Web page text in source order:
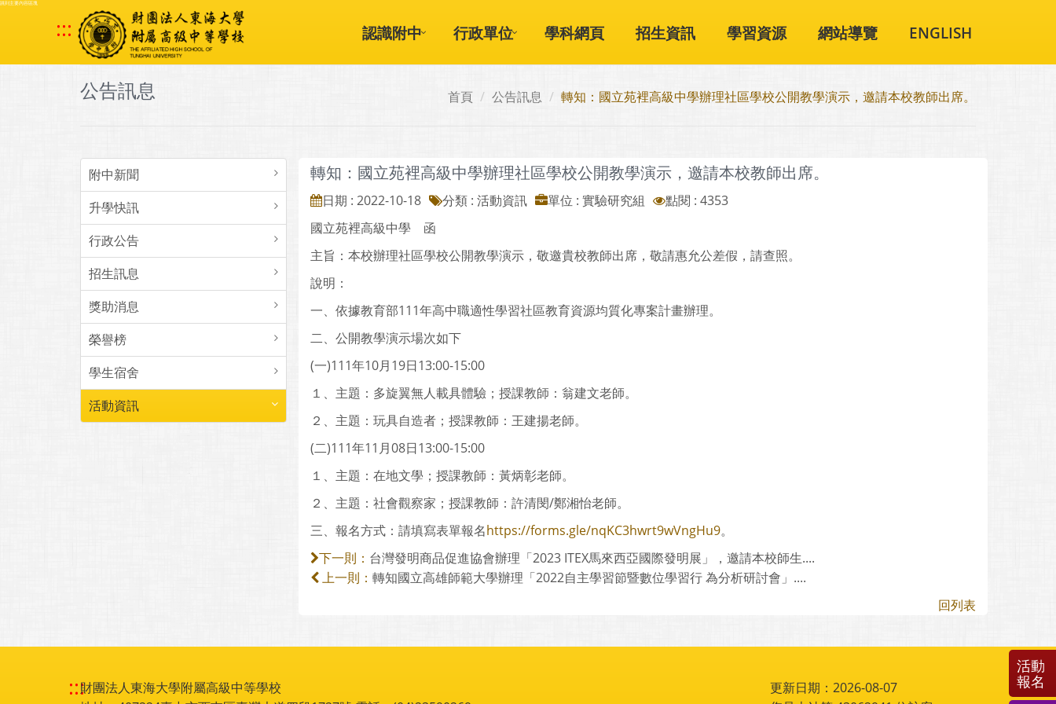
跳到主要內容區塊
::: 認識附中 行政單位 學科網頁 招生資訊 學習資源 網站導覽 ENGLISH
公告訊息 首頁 公告訊息 轉知：國立苑裡高級中學辦理社區學校公開教學演示，邀請本校教師出席。
附中新聞
升學快訊
行政公告
招生訊息
獎助消息
榮譽榜
學生宿舍
活動資訊
轉知：國立苑裡高級中學辦理社區學校公開教學演示，邀請本校教師出席。
日期 : 2022-10-18 分類 : 活動資訊 單位 : 實驗研究組
點閱 : 4353
國立苑裡高級中學 函
主旨：本校辦理社區學校公開教學演示，敬邀貴校教師出席，敬請惠允公差假，請查照。
說明：
一、依據教育部111年高中職適性學習社區教育資源均質化專案計畫辦理。
二、公開教學演示場次如下
(一)111年10月19日13:00-15:00
１、主題：多旋翼無人載具體驗；授課教師：翁建文老師。
２、主題：玩具自造者；授課教師：王建揚老師。
(二)111年11月08日13:00-15:00
１、主題：在地文學；授課教師：黃炳彰老師。
２、主題：社會觀察家；授課教師：許清閔/鄭湘怡老師。
三、報名方式：請填寫表單報名https://forms.gle/nqKC3hwrt9wVngHu9。
下一則： 台灣發明商品促進協會辦理「2023 ITEX馬來西亞國際發明展」，邀請本校師生....
上一則： 轉知國立高雄師範大學辦理「2022自主學習節暨數位學習行 為分析研討會」....
回列表
:::財團法人東海大學附屬高級中等學校
更新日期：2026-08-07
活動
報名